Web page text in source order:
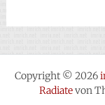
Copyright © 2026
Radiatevon